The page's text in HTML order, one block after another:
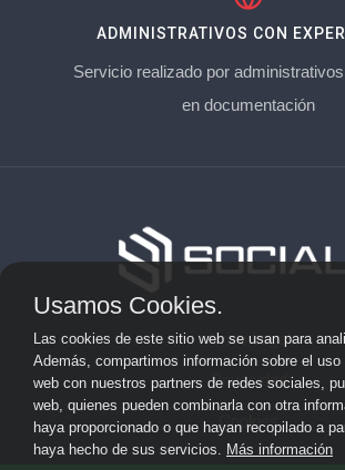
ADMINISTRATIVOS CON
Servicio realizado por
en documentación
Aviso Legal
Privacidad
Cookies
Usamos Cookies.
Las cookies de este sitio web se usan para
Además, compartimos información sobre el
web con nuestros partners de redes sociales,
web, quienes pueden combinarla con otra
haya proporcionado o que hayan recopilado a
haya hecho de sus servicios. Más información